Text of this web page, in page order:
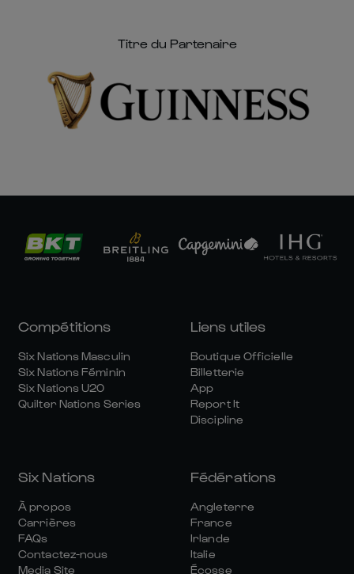
Titre du Partenaire
Compétitions
Six Nations Masculin
Six Nations Féminin
Six Nations U20
Quilter Nations Series
Liens utiles
Boutique Officielle
Billetterie
App
Report It
Discipline
Six Nations
À propos
Carrières
FAQs
Contactez-nous
Media Site
Fédérations
Angleterre
France
Irlande
Italie
Écosse